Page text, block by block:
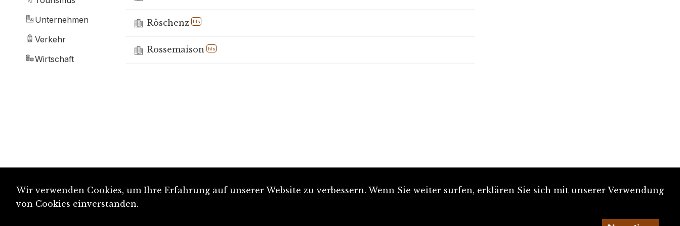
Unternehmen
Verkehr
Wirtschaft
Röschenz hls
Rossemaison hls
Wir verwenden Cookies, um Ihre Erfahrung auf unserer Website zu verbessern. Wenn Sie weiter surfen, erklären Sie sich mit unserer Verwendung
von Cookies einverstanden.